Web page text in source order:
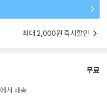
최대 2,000원 즉시할인
무료
에서 배송